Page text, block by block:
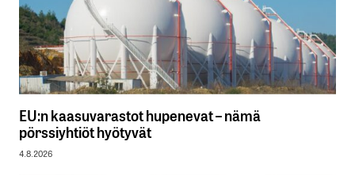
EU:n kaasuvarastot hupenevat – nämä
pörssiyhtiöt hyötyvät
4.8.2026